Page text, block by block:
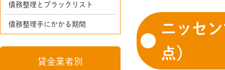
ニッセ
点）
債務整理とブラックリスト
債務整理手にかかる期間
貸金業者別